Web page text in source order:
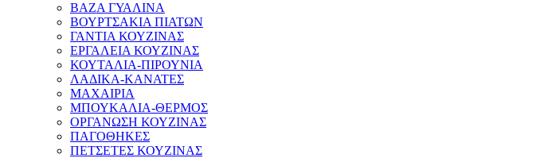
ΒΑΖΑ ΓΥΑΛΙΝΑ
ΒΟΥΡΤΣΑΚΙΑ ΠΙΑΤΩΝ
ΓΑΝΤΙΑ ΚΟΥΖΙΝΑΣ
ΕΡΓΑΛΕΙΑ ΚΟΥΖΙΝΑΣ
ΚΟΥΤΑΛΙΑ-ΠΙΡΟΥΝΙΑ
ΛΑΔΙΚΑ-ΚΑΝΑΤΕΣ
ΜΑΧΑΙΡΙΑ
ΜΠΟΥΚΑΛΙΑ-ΘΕΡΜΟΣ
ΟΡΓΑΝΩΣΗ ΚΟΥΖΙΝΑΣ
ΠΑΓΟΘΗΚΕΣ
ΠΕΤΣΕΤΕΣ ΚΟΥΖΙΝΑΣ